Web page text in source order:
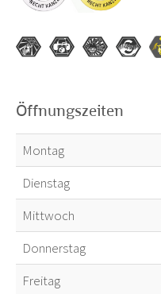
Öffnungszeiten
Montag
Dienstag
Mittwoch
Donnerstag
Freitag